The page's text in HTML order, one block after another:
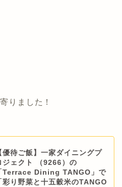
りました！
優待ご飯】一家ダイニングプ
ジェクト （9266）の
Terrace Dining TANGO」で
彩り野菜と十五穀米のTANGO